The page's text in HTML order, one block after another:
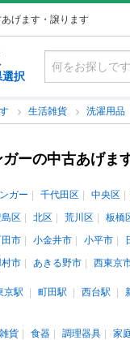
げます・譲ります
択
生活雑貨 洗濯用品
ーの中古あげま
ガー 千代田区 中央区
島区 北区 荒川区 板橋
市 小金井市 小平市
市 あきる野市 西東京
京駅 町田駅 西台駅
貨 食器 調理器具 家